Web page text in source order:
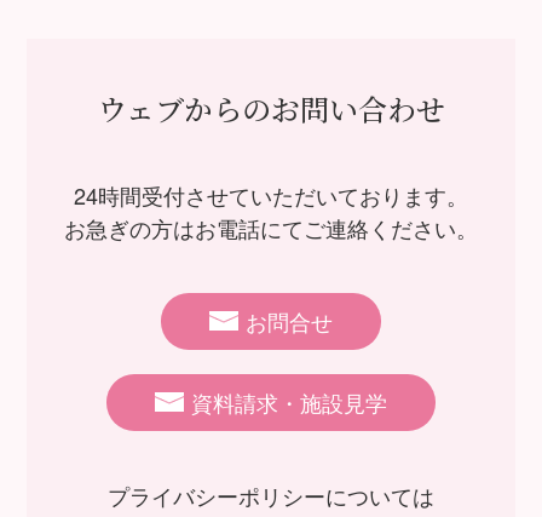
ウェブからのお問い合わせ
24時間受付させていただいております。
お急ぎの方はお電話にてご連絡ください。
お問合せ
資料請求・施設見学
プライバシーポリシーについては